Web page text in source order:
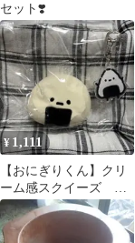
セット❣️
¥ 1,111
【おにぎりくん】クリ
ーム感スクイーズ う
すパリ袋 おにぎりキー
ホルダー付き